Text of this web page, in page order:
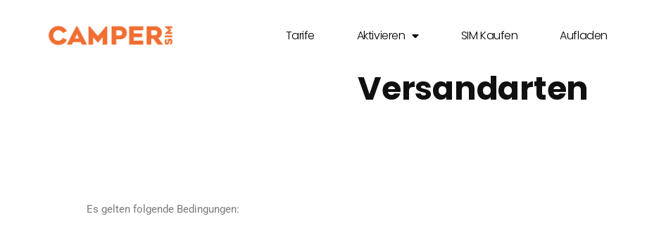
Tarife Aktivieren SIM Kaufen Aufladen
Versandarten
Es gelten folgende Bedingungen: